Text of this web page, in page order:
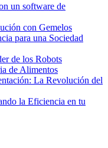
un software de
con Gemelos
para una Sociedad
de los Robots
de Alimentos
La Revolución del
la Eficiencia en tu